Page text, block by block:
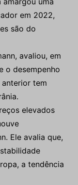
em 2022,
são do
avaliou, em
o desempenho
anterior tem
elevados
Ele avalia que,
a tendência